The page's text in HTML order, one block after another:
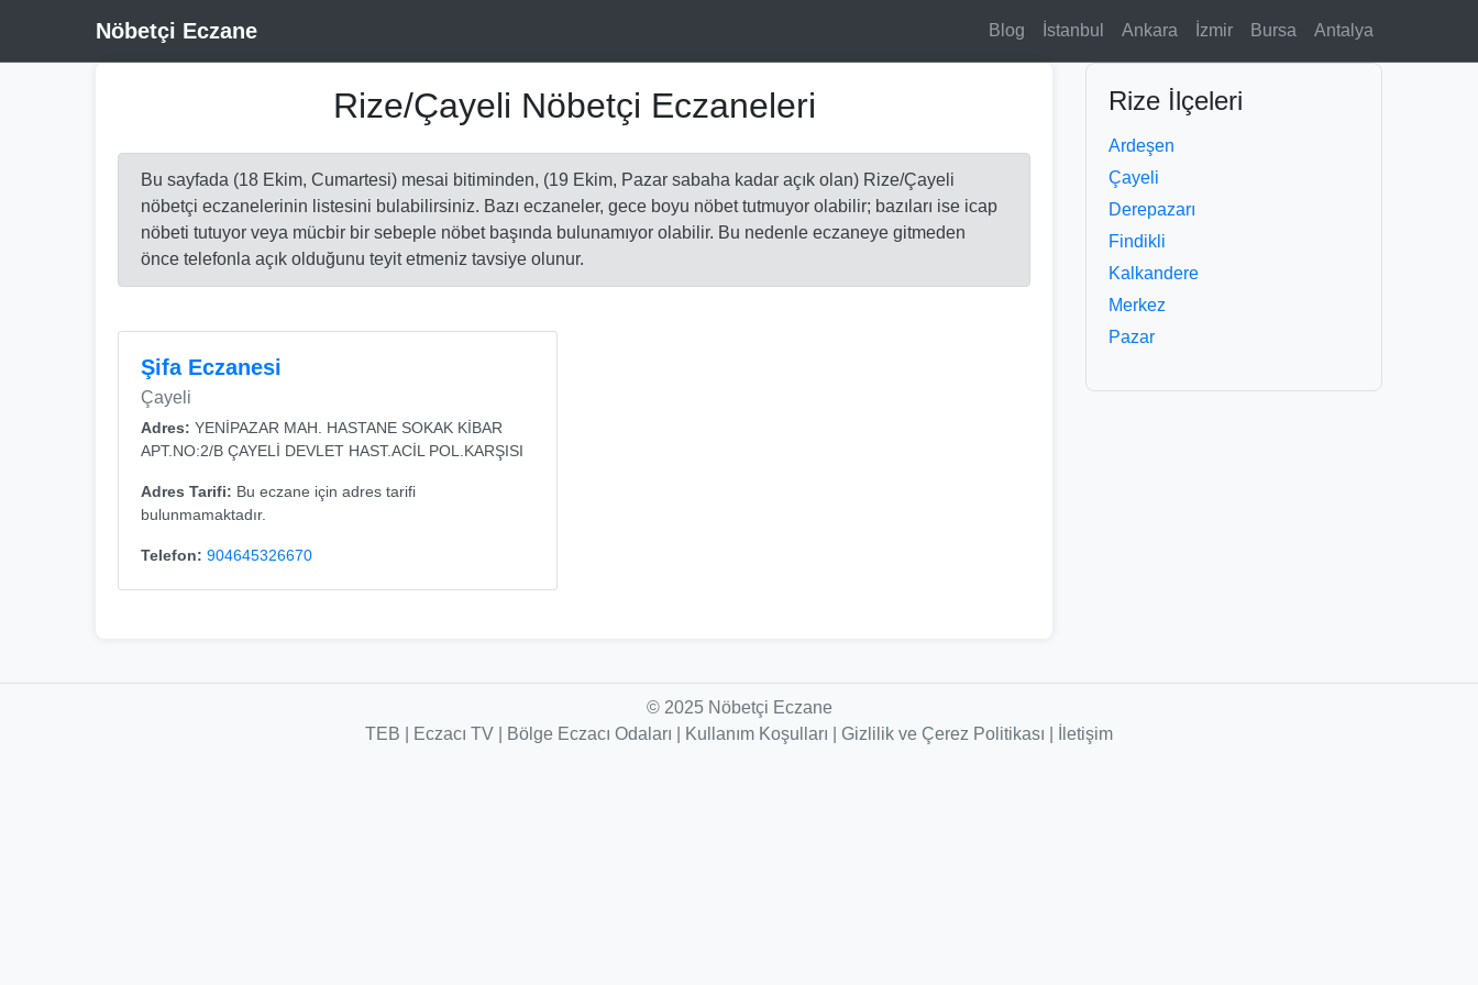
Nöbetçi Eczane Blog İstanbul Ankara İzmir Bursa Antalya
Rize/Çayeli Nöbetçi Eczaneleri
Bu sayfada (18 Ekim, Cumartesi) mesai bitiminden, (19 Ekim, Pazar sabaha kadar açık olan) Rize/Çayeli
nöbetçi eczanelerinin listesini bulabilirsiniz. Bazı eczaneler, gece boyu nöbet tutmuyor olabilir; bazıları ise icap
nöbeti tutuyor veya mücbir bir sebeple nöbet başında bulunamıyor olabilir. Bu nedenle eczaneye gitmeden
önce telefonla açık olduğunu teyit etmeniz tavsiye olunur.
Şifa Eczanesi
Çayeli
Adres: YENİPAZAR MAH. HASTANE SOKAK KİBAR
APT.NO:2/B ÇAYELİ DEVLET HAST.ACİL POL.KARŞISI
Adres Tarifi: Bu eczane için adres tarifi
bulunmamaktadır.
Telefon: 904645326670
Rize İlçeleri
Ardeşen
Çayeli
Derepazarı
Findikli
Kalkandere
Merkez
Pazar
© 2025 Nöbetçi Eczane
TEB
Eczacı TV Bölge Eczacı Odaları Kullanım Koşulları Gizlilik ve Çerez Politikası İletişim